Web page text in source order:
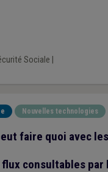
Sociale
Nouvelles technologies
faire quoi avec
consultables par